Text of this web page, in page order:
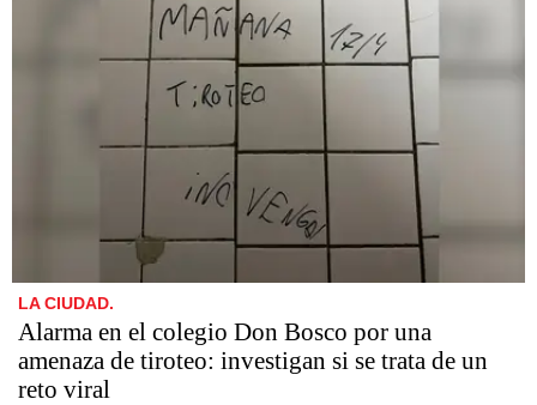
LA CIUDAD.
Alarma en el colegio Don Bosco por una
amenaza de tiroteo: investigan si se trata de un
reto viral